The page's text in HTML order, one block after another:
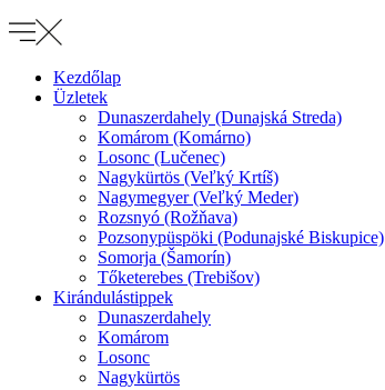
Kezdőlap
Üzletek
Dunaszerdahely (Dunajská Streda)
Komárom (Komárno)
Losonc (Lučenec)
Nagykürtös (Veľký Krtíš)
Nagymegyer (Veľký Meder)
Rozsnyó (Rožňava)
Pozsonypüspöki (Podunajské Biskupice)
Somorja (Šamorín)
Tőketerebes (Trebišov)
Kirándulástippek
Dunaszerdahely
Komárom
Losonc
Nagykürtös